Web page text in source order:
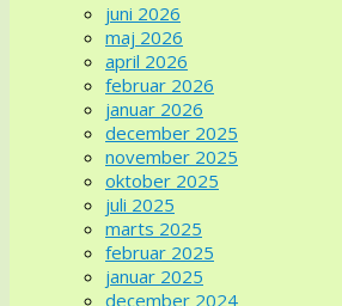
juni 2026
maj 2026
april 2026
februar 2026
januar 2026
december 2025
november 2025
oktober 2025
juli 2025
marts 2025
februar 2025
januar 2025
december 2024